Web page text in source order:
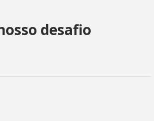
desafio